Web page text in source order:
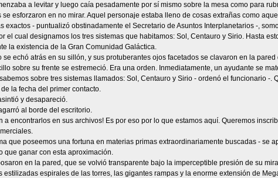
a levitar y luego caía pesadamente por sí mismo sobre la mesa como para
se esforzaron en no mirar. Aquel personaje estaba lleno de cosas extrañas como
exactos - puntualizó obstinadamente el Secretario de Asuntos Interplanetarios -,
el cual designamos los tres sistemas que habitamos: Sol, Centauro y Sirio. Hasta
la existencia de la Gran Comunidad Galáctica.
se echó atrás en su sillón, y sus protuberantes ojos facetados se clavaron en la
sobre su frente se estremeció. Era una orden. Inmediatamente, un ayudante se
sobre tres sistemas llamados: Sol, Centauro y Sirio - ordenó el funcionario -.
la fecha del primer contacto.
y desapareció.
al borde del escritorio.
a encontrarlos en sus archivos! Es por eso por lo que estamos aquí. Queremos
que poseemos una fortuna en materias primas extraordinariamente buscadas - se
que ganar con esta aproximación.
en la pared, que se volvió transparente bajo la imperceptible presión de su
estilizadas espirales de las torres, las gigantes rampas y la enorme extensión de